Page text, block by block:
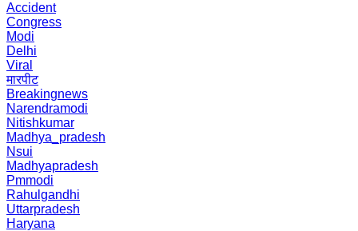
Accident
Congress
Modi
Delhi
Viral
मारपीट
Breakingnews
Narendramodi
Nitishkumar
Madhya_pradesh
Nsui
Madhyapradesh
Pmmodi
Rahulgandhi
Uttarpradesh
Haryana